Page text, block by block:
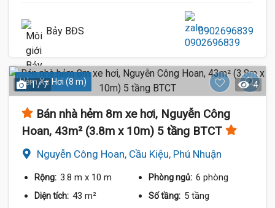
Bảy BĐS 0902696839
Hẻm Xe Hơi (8 m)
1 / 7 4
Bán nhà hẻm 8m xe hơi, Nguyễn Công
Hoan, 43m² (3.8m x 10m) 5 tầng BTCT
Nguyễn Công Hoan, Cầu Kiệu, Phú Nhuận
Rộng: 3.8 m x 10 m Phòng ngủ: 6 phòng
Diện tích: 43 m² Số tầng: 5 tầng